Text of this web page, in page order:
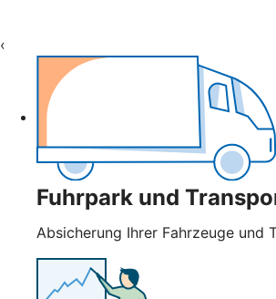
‹
Fuhrpark und
Absicherung Ihrer Fahrzeuge